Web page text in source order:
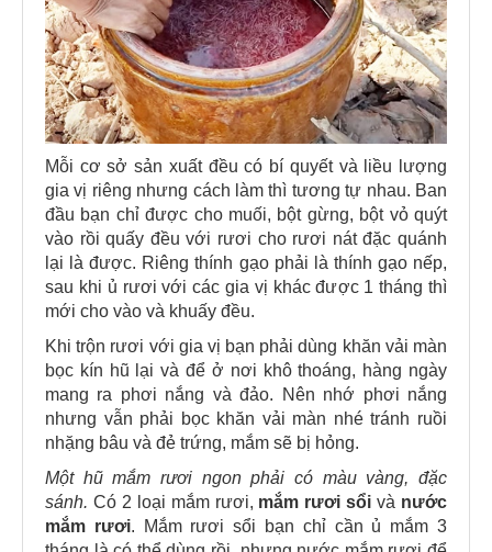
Mỗi cơ sở sản xuất đều có bí quyết và liều lượng
gia vị riêng nhưng cách làm thì tương tự nhau. Ban
đầu bạn chỉ được cho muối, bột gừng, bột vỏ quýt
vào rồi quấy đều với rươi cho rươi nát đặc quánh
lại là được. Riêng thính gạo phải là thính gạo nếp,
sau khi ủ rươi với các gia vị khác được 1 tháng thì
mới cho vào và khuấy đều.
Khi trộn rươi với gia vị bạn phải dùng khăn vải màn
bọc kín hũ lại và để ở nơi khô thoáng, hàng ngày
mang ra phơi nắng và đảo. Nên nhớ phơi nắng
nhưng vẫn phải bọc khăn vải màn nhé tránh ruồi
nhặng bâu và đẻ trứng, mắm sẽ bị hỏng.
Một hũ mắm rươi ngon phải có màu vàng, đặc
sánh. Có 2 loại mắm rươi, mắm rươi sổi và nước
mắm rươi. Mắm rươi sổi bạn chỉ cần ủ mắm 3